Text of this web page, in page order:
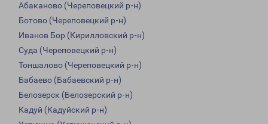
Абаканово (Череповецкий р-н)
Ботово (Череповецкий р-н)
Иванов Бор (Кирилловский р-н)
Суда (Череповецкий р-н)
Тоншалово (Череповецкий р-н)
Бабаево (Бабаевский р-н)
Белозерск (Белозерский р-н)
Кадуй (Кадуйский р-н)